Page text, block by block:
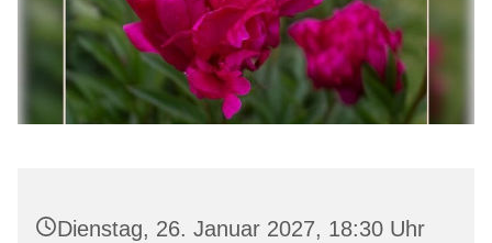
Dienstag, 26. Januar 2027, 18:30 Uhr